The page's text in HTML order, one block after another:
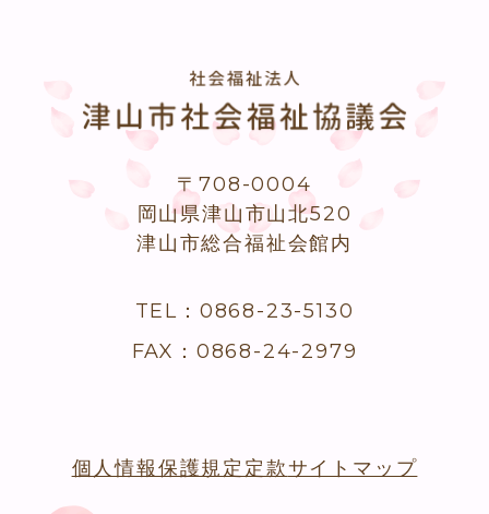
〒708-0004
岡山県津山市山北520
津山市総合福祉会館内
TEL：0868-23-5130
FAX：0868-24-2979
個人情報保護規定 定款サイトマップ